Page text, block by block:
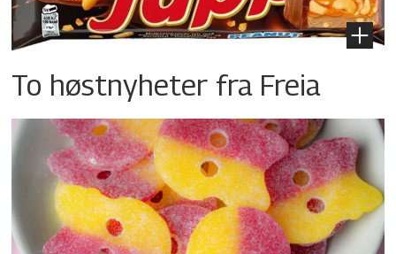
To høstnyheter fra Freia